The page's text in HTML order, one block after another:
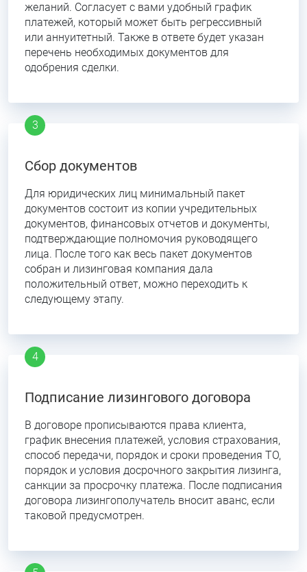
желаний. Согласует с вами удобный график
платежей, который может быть регрессивный
или аннуитетный. Также в ответе будет указан
перечень необходимых документов для
одобрения сделки.
Сбор документов
Для юридических лиц минимальный пакет
документов состоит из копии учредительных
документов, финансовых отчетов и документы,
подтверждающие полномочия руководящего
лица. После того как весь пакет документов
собран и лизинговая компания дала
положительный ответ, можно переходить к
следующему этапу.
Подписание лизингового договора
В договоре прописываются права клиента,
график внесения платежей, условия страхования,
способ передачи, порядок и сроки проведения ТО,
порядок и условия досрочного закрытия лизинга,
санкции за просрочку платежа. После подписания
договора лизингополучатель вносит аванс, если
таковой предусмотрен.